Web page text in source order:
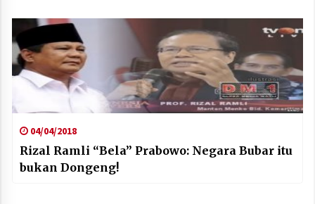
04/04/2018
Rizal Ramli “Bela” Prabowo: Negara Bubar itu
bukan Dongeng!